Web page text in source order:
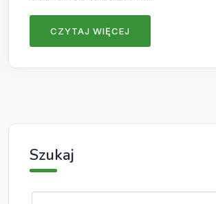
CZYTAJ WIĘCEJ
Szukaj